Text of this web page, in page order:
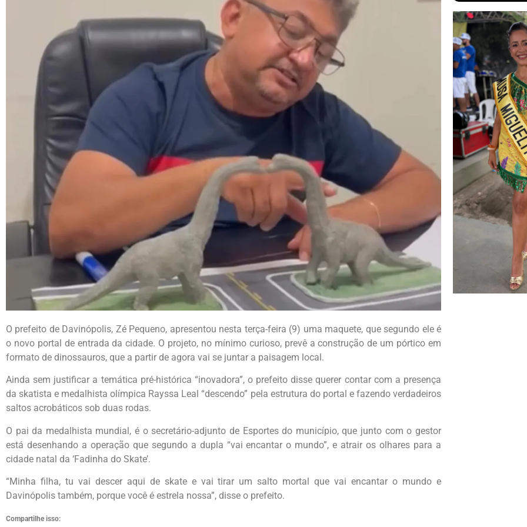
O prefeito de Davinópolis, Zé Pequeno, apresentou nesta terça-feira (9) uma maquete, que segundo ele é
o novo portal de entrada da cidade. O projeto, no mínimo curioso, prevê a construção de um pórtico em
formato de dinossauros, que a partir de agora vai se juntar a paisagem local.
Ainda sem justificar a temática pré-histórica “inovadora”, o prefeito disse querer contar com a presença
da skatista e medalhista olímpica Rayssa Leal “descendo” pela estrutura do portal e fazendo verdadeiros
saltos acrobáticos sob duas rodas.
O pai da medalhista mundial, é o secretário-adjunto de Esportes do município, que junto com o gestor
está desenhando a operação que segundo a dupla “vai encantar o mundo”, e atrair os olhares para a
cidade natal da ‘Fadinha do Skate’.
“Minha filha, tu vai descer aqui de skate e vai tirar um salto mortal que vai encantar o mundo e
Davinópolis também, porque você é estrela nossa”, disse o prefeito.
Compartilhe isso: